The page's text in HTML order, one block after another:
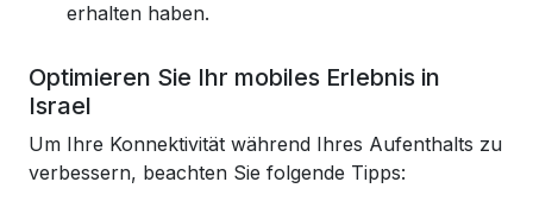
erhalten haben.
Optimieren Sie Ihr mobiles Erlebnis in
Israel
Um Ihre Konnektivität während Ihres Aufenthalts zu
verbessern, beachten Sie folgende Tipps: